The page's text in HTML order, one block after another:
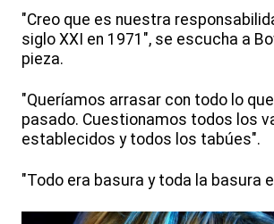
"Creo que es nuestra
siglo XXI en 1971", se escucha a
pieza.
"Queríamos arrasar con todo lo que
pasado. Cuestionamos todos los
establecidos y todos los tabúes".
"Todo era basura y toda la basura